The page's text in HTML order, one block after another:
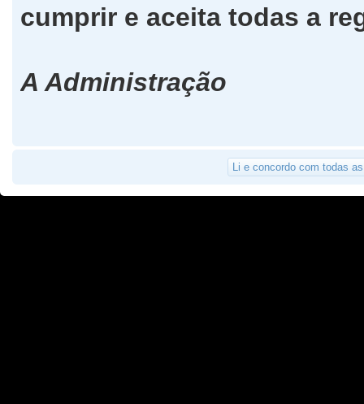
cumprir e aceita todas a
A Administração